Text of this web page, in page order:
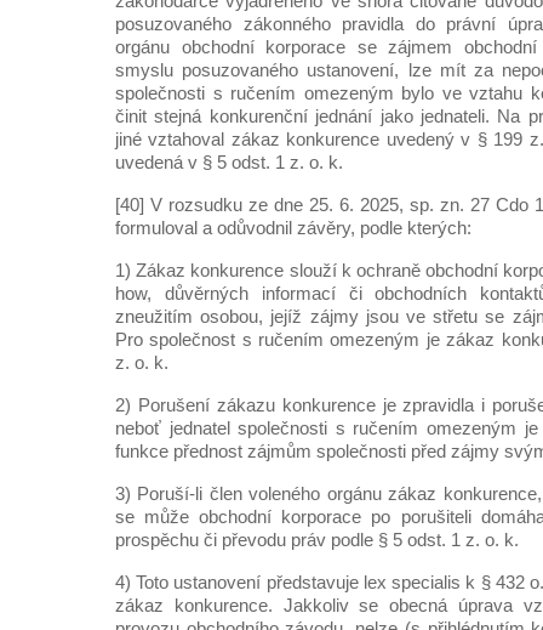
posuzovaného zákonného pravidla do právní
orgánu obchodní korporace se zájmem
smyslu posuzovaného ustanovení, lze mít za
společnosti s ručením omezeným bylo ve vztahu
činit stejná konkurenční jednání jako jednateli. Na
jiné vztahoval zákaz konkurence uvedený v § 199
uvedená v § 5 odst. 1 z. o. k.
[40] V rozsudku ze dne 25. 6. 2025, sp. zn. 27 Cdo
formuloval a odůvodnil závěry, podle kterých:
1) Zákaz konkurence slouží k ochraně obchodní
how, důvěrných informací či obchodních
zneužitím osobou, jejíž zájmy jsou ve střetu se
Pro společnost s ručením omezeným je zákaz
z. o. k.
2) Porušení zákazu konkurence je zpravidla i
neboť jednatel společnosti s ručením omezeným
funkce přednost zájmům společnosti před zájmy
3) Poruší-li člen voleného orgánu zákaz
se může obchodní korporace po porušiteli
prospěchu či převodu práv podle § 5 odst. 1 z. o. k.
4) Toto ustanovení představuje lex specialis k § 432
zákaz konkurence. Jakkoliv se obecná úprava